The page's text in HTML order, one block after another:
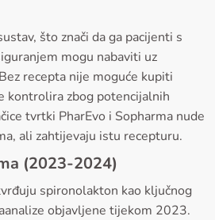
što znači da ga pacijenti s
mogu nabaviti uz
recepta nije moguće kupiti
kontrolira zbog potencijalnih
tvrtki PharEvo i Sopharma nude
ali zahtijevaju istu recepturu.
(2023-2024)
spironolakton kao ključnog
objavljene tijekom 2023.